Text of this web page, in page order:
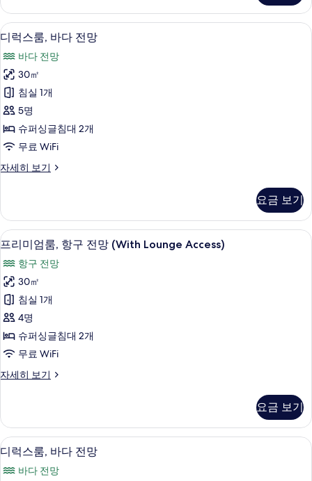
모
두
보
기
Grande
Room
자
세
히
보
기
디
럭
스
룸,
바
다
전
망
사
모
두
보
기
디럭스룸, 바다 전망 | 오리/거위털 이
3
디럭스룸, 바다 전망
바다 전망
30㎡
침실 1개
5명
슈퍼싱글침대 2개
무료 WiFi
자세히 보기
디
바
다
전
자
세
히
보
기
요금 보기
프
미
엄
룸,
항
구
전
망
Access)
사
진
프리미엄룸, 항구 전망 (With Lounge
3
프리미엄룸, 항구 전망 (With Lounge Access)
항구 전망
30㎡
침실 1개
4명
슈퍼싱글침대 2개
무료 WiFi
자세히 보기
프
룸,
항
구
전
망
요금 보기
디
럭
디럭스룸, 바다 전망 | 오리/거위털 이
3
디럭스룸, 바다 전망
바다 전망